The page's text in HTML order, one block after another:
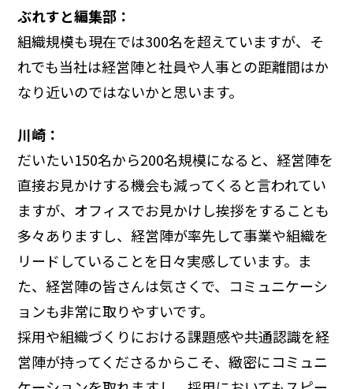
ぶれすと編集部：
組織規模も現在では300名を超えていますが、そ
れでも当社は経営陣と社員や人事との距離間はか
なり近いのではないかと思います。
川崎：
だいたい150名から200名規模になると、経営陣を
直接お見かけする機会も減ってくると言われてい
ますが、オフィスでお見かけし挨拶をすることも
多々ありますし、経営陣が率先して事業や組織を
リードしていることを日々実感しています。ま
た、経営陣の皆さんは気さくで、コミュニケーシ
ョンも非常に取りやすいです。
採用や組織づくりにおける課題感や共通認識を経
営陣が持ってくださるからこそ、緻密にコミュニ